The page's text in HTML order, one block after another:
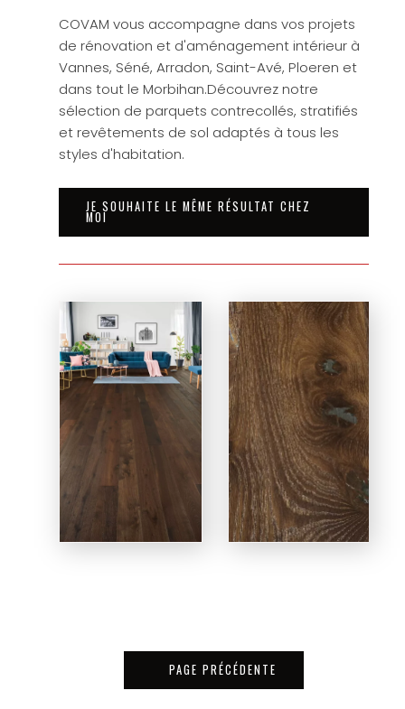
COVAM vous accompagne dans vos projets
de rénovation et d'aménagement intérieur à
Vannes, Séné, Arradon, Saint-Avé, Ploeren et
dans tout le Morbihan.Découvrez notre
sélection de parquets contrecollés, stratifiés
et revêtements de sol adaptés à tous les
styles d'habitation.
JE SOUHAITE LE MÊME RÉSULTAT CHEZ
MOI
PAGE PRÉCÉDENTE